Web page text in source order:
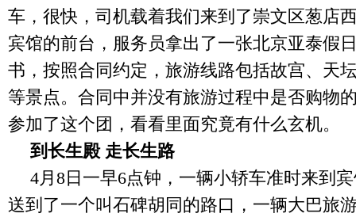
车，很快，司机载着我们来到了崇文区葱店
宾馆的前台，服务员拿出了一张北京亚泰假
书，按照合同约定，旅游线路包括故宫、天
等景点。合同中并没有旅游过程中是否购物
参加了这个团，看看里面究竟有什么玄机。
到长生殿 走长生路
4月 8日 一早6点钟，一辆小轿车准时来到
送到了一个叫石碑胡同的路口，一辆大巴旅